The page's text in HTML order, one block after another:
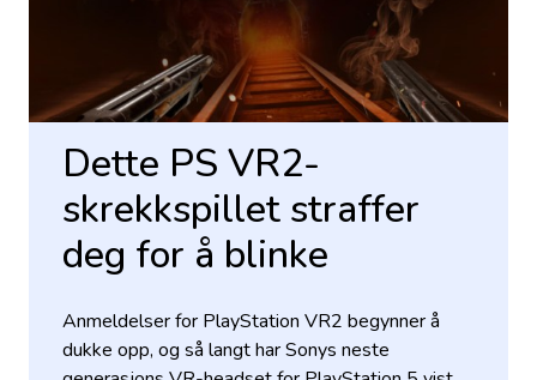
Dette PS VR2-
skrekkspillet straffer
deg for å blinke
Anmeldelser for PlayStation VR2 begynner å
dukke opp, og så langt har Sonys neste